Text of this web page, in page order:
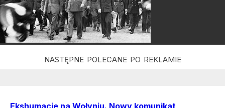
Ekshumacje na Wołyniu. Nowy komunikat